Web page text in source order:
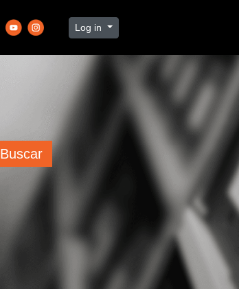
Log in
Buscar